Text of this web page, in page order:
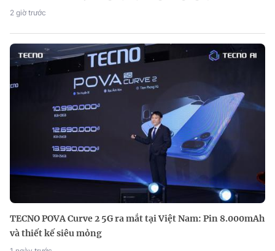
2 giờ trước
TECNO POVA Curve 2 5G ra mắt tại Việt Nam: Pin 8.000mAh
và thiết kế siêu mỏng